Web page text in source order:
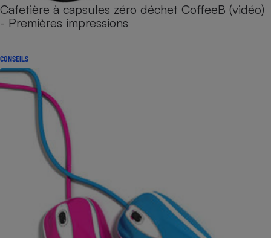
Cafetière à capsules zéro déchet CoffeeB (vidéo)
- Premières impressions
CONSEILS